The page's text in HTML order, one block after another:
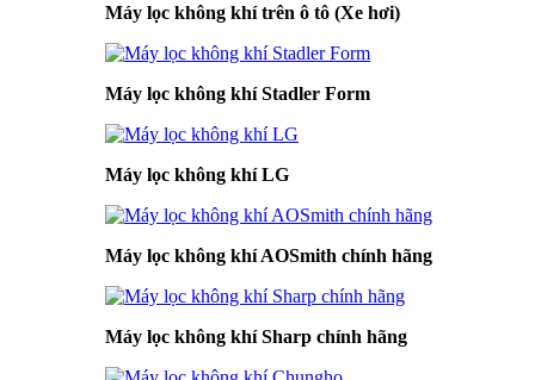
Máy lọc không khí trên ô tô (Xe hơi)
Máy lọc không khí Stadler Form
Máy lọc không khí LG
Máy lọc không khí AOSmith chính hãng
Máy lọc không khí Sharp chính hãng